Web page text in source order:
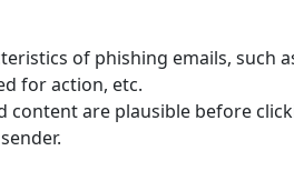
of phishing emails, such
for action, etc.
are plausible before